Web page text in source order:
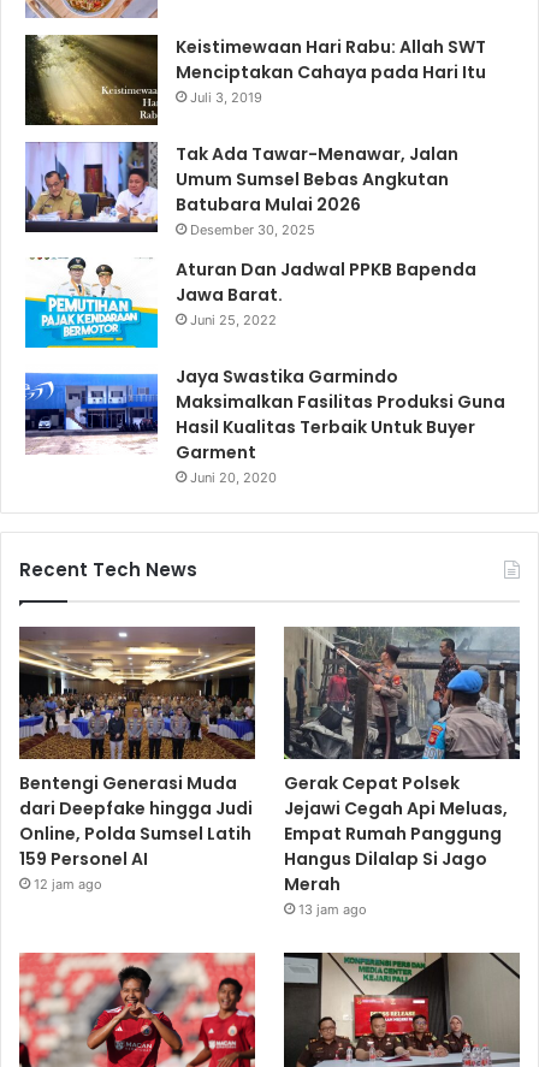
Keistimewaan Hari Rabu: Allah SWT
Menciptakan Cahaya pada Hari Itu
Juli 3, 2019
Tak Ada Tawar-Menawar, Jalan
Umum Sumsel Bebas Angkutan
Batubara Mulai 2026
Desember 30, 2025
Aturan Dan Jadwal PPKB Bapenda
Jawa Barat.
Juni 25, 2022
Jaya Swastika Garmindo
Maksimalkan Fasilitas Produksi Guna
Hasil Kualitas Terbaik Untuk Buyer
Garment
Juni 20, 2020
Recent Tech News
Bentengi Generasi Muda
dari Deepfake hingga Judi
Online, Polda Sumsel Latih
159 Personel AI
12 jam ago
Gerak Cepat Polsek
Jejawi Cegah Api Meluas,
Empat Rumah Panggung
Hangus Dilalap Si Jago
Merah
13 jam ago